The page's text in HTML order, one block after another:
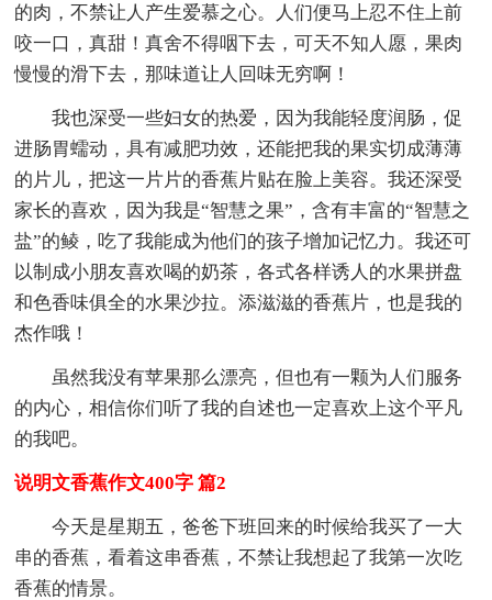
的肉，不禁让人产生爱慕之心。人们便马上忍不住上前
咬一口，真甜！真舍不得咽下去，可天不知人愿，果肉
慢慢的滑下去，那味道让人回味无穷啊！
我也深受一些妇女的热爱，因为我能轻度润肠，促
进肠胃蠕动，具有减肥功效，还能把我的果实切成薄薄
的片儿，把这一片片的香蕉片贴在脸上美容。我还深受
家长的喜欢，因为我是“智慧之果”，含有丰富的“智慧之
盐”的鲮，吃了我能成为他们的孩子增加记忆力。我还可
以制成小朋友喜欢喝的奶茶，各式各样诱人的水果拼盘
和色香味俱全的水果沙拉。添滋滋的香蕉片，也是我的
杰作哦！
虽然我没有苹果那么漂亮，但也有一颗为人们服务
的内心，相信你们听了我的自述也一定喜欢上这个平凡
的我吧。
说明文香蕉作文400字 篇2
今天是星期五，爸爸下班回来的时候给我买了一大
串的香蕉，看着这串香蕉，不禁让我想起了我第一次吃
香蕉的情景。